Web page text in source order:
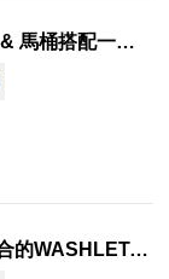
WASHLET & 馬桶搭配一覽表
輕鬆挑選適合的WASHLET-測量篇